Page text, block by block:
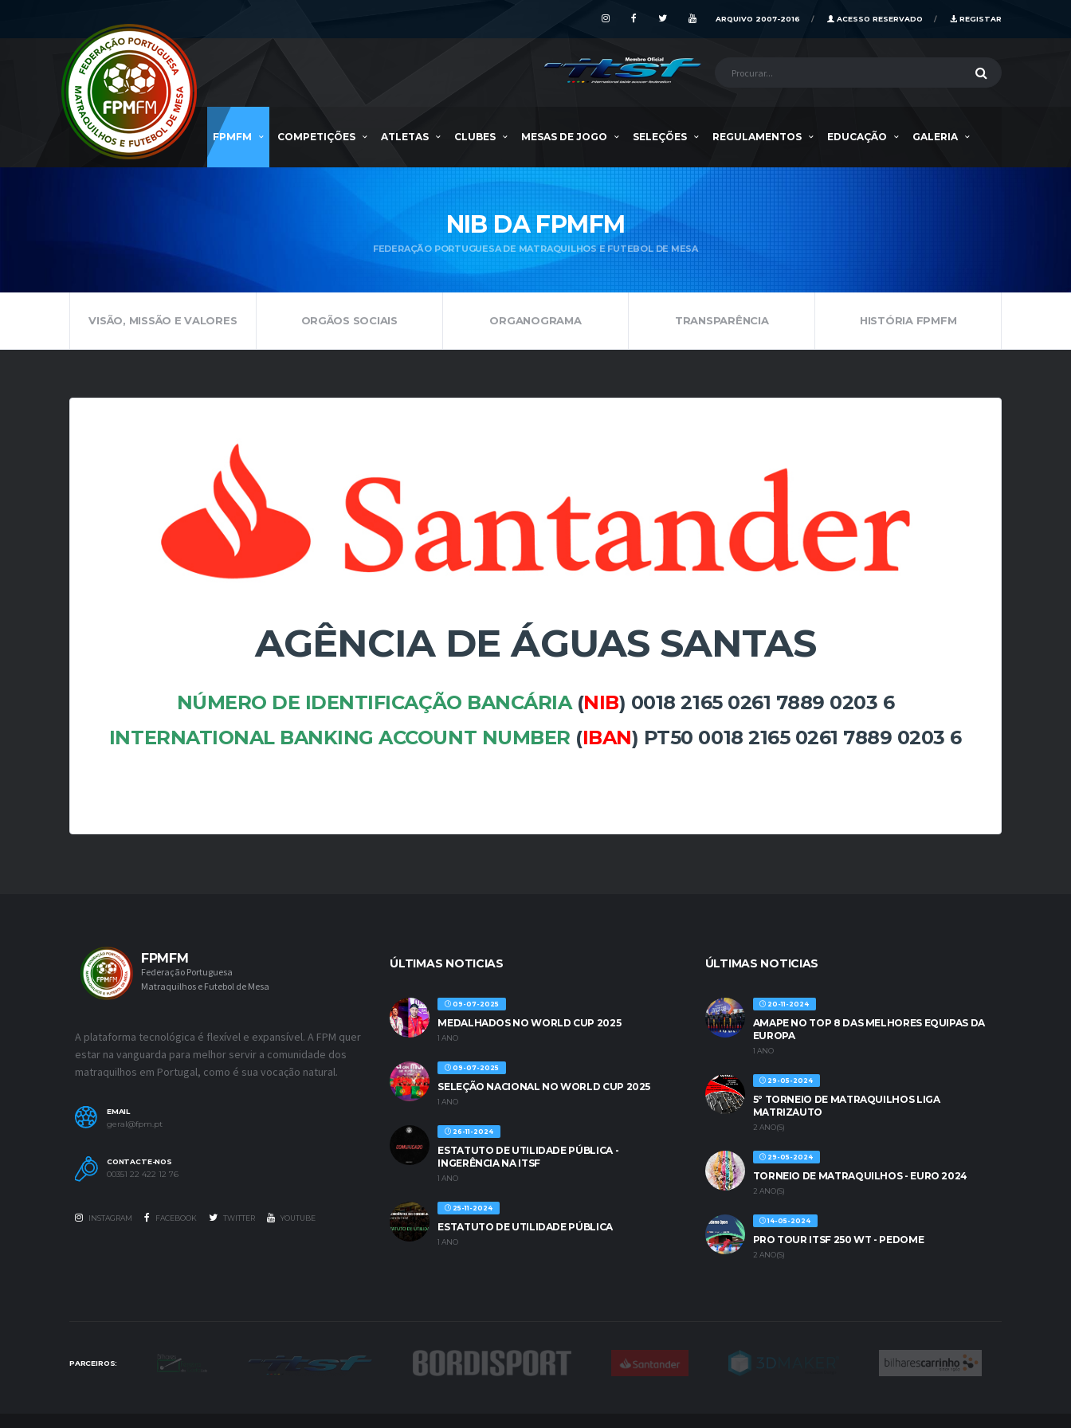
REGISTAR
ACESSO RESERVADO
ARQUIVO 2007-2016
FPMFM COMPETIÇÕES ATLETAS CLUBES MESAS DE JOGO SELEÇÕES REGULAMENTOS EDUCAÇÃO GALERIA
NIB DA FPMFM
FEDERAÇÃO PORTUGUESA DE MATRAQUILHOS E FUTEBOL DE MESA
VISÃO, MISSÃO E VALORES ORGÃOS SOCIAIS ORGANOGRAMA TRANSPARÊNCIA HISTÓRIA FPMFM
AGÊNCIA DE ÁGUAS SANTAS
NÚMERO DE IDENTIFICAÇÃO BANCÁRIA(NIB) 0018 2165 0261 7889 0203 6
INTERNATIONAL BANKING ACCOUNT NUMBER (IBAN) PT50 0018 2165 0261 7889 0203 6
FPMFM
Federação Portuguesa
Matraquilhos e Futebol de Mesa
A plataforma tecnológica é flexível e expansível. A FPM quer
estar na vanguarda para melhor servir a comunidade dos
matraquilhos em Portugal, como é sua vocação natural.
EMAIL
geral@fpm.pt
CONTACTE-NOS
00351 22 422 12 76
INSTAGRAM FACEBOOK TWITTER YOUTUBE
ÚLTIMAS NOTICIAS
09-07-2025
MEDALHADOS NO WORLD CUP 2025
1 ANO
09-07-2025
SELEÇÃO NACIONAL NO WORLD CUP 2025
1 ANO
26-11-2024
ESTATUTO DE UTILIDADE PÚBLICA -
INGERÊNCIA NA ITSF
1 ANO
25-11-2024
ESTATUTO DE UTILIDADE PÚBLICA
1 ANO
ÚLTIMAS NOTICIAS
20-11-2024
AMAPE NO TOP 8 DAS MELHORES EQUIPAS DA
EUROPA
1 ANO
29-05-2024
5º TORNEIO DE MATRAQUILHOS LIGA
MATRIZAUTO
2 ANO(S)
29-05-2024
TORNEIO DE MATRAQUILHOS - EURO 2024
2 ANO(S)
14-05-2024
PRO TOUR ITSF 250 WT - PEDOME
2 ANO(S)
PARCEIROS: